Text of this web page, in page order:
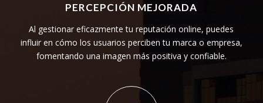
PERCEPCIÓN MEJORADA
Al gestionar eficazmente tu reputación online, puedes
influir en cómo los usuarios perciben tu marca o empresa,
fomentando una imagen más positiva y confiable.